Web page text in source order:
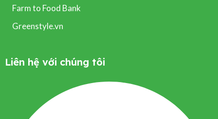
Farm to Food Bank
Greenstyle.vn
Liên hệ với chúng tôi